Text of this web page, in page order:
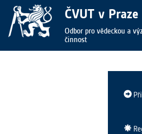
ČVUT v Praze
Odbor pro vědeckou a
činnost